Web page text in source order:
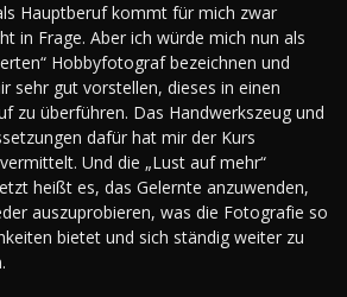
Hauptberuf kommt für mich zwar
in Frage. Aber ich würde mich nun als
Hobbyfotograf bezeichnen und
sehr gut vorstellen, dieses in einen
zu überführen. Das Handwerkszeug und
dafür hat mir der Kurs
Und die „Lust auf mehr“
heißt es, das Gelernte anzuwenden,
auszuprobieren, was die Fotografie so
bietet und sich ständig weiter zu